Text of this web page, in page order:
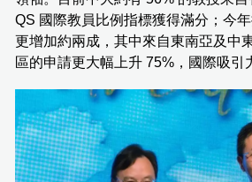
QS 國際教員比例指標獲得滿分；今
更增加約兩成，其中來自東南亞及中
區的申請更大幅上升 75%，國際吸引